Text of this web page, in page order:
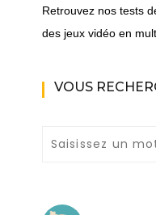
Retrouvez nos tests
des jeux vidéo en
VOUS